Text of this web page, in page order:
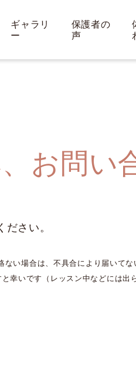
ギャラリ
ー
保護者の
声
お問い
さい。
い場合は、不具合により届いて
幸いです（レッスン中などには出